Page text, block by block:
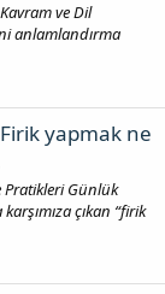
ve Dil
anlamlandırma
Firik yapmak ne
Pratikleri Günlük
çıkan “firik